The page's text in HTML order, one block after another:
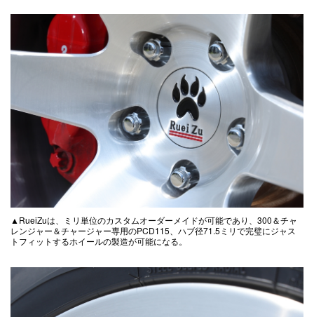
▲RueiZuは、ミリ単位のカスタムオーダーメイドが可能であり、300＆チャ
レンジャー＆チャージャー専用のPCD115、ハブ径71.5ミリで完璧にジャス
トフィットするホイールの製造が可能になる。